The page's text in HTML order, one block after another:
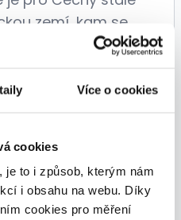
Více o cookies
cookies
je to i způsob, kterým nám
i obsahu na webu. Díky
cookies pro měření
zemí, kam se